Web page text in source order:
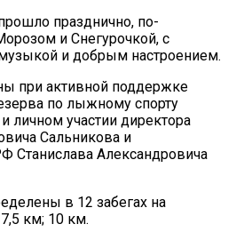
празднично, по-
и Снегурочкой, с
и добрым настроением.
при активной поддержке
по лыжному спорту
личном участии директора
Сальникова и
Станислава Александровича
в 12 забегах на
км; 10 км.